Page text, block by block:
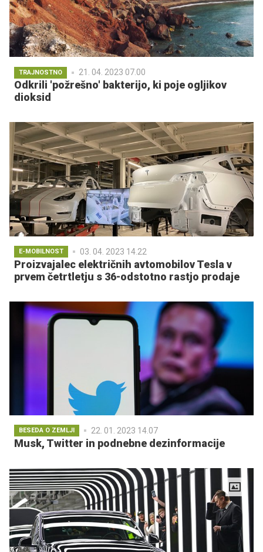
TRAJNOSTNO 21. 04. 2023 07.00
Odkrili 'požrešno' bakterijo, ki poje ogljikov
dioksid
E-MOBILNOST 03. 04. 2023 14.22
Proizvajalec električnih avtomobilov Tesla v
prvem četrtletju s 36-odstotno rastjo prodaje
BESEDA O ZEMLJI 22. 01. 2023 14.07
Musk, Twitter in podnebne dezinformacije